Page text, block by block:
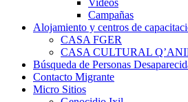
Videos
Campañas
Alojamiento y centros de
CASA FGER
CASA CULTURAL
Búsqueda de Personas
Contacto Migrante
Micro Sitios